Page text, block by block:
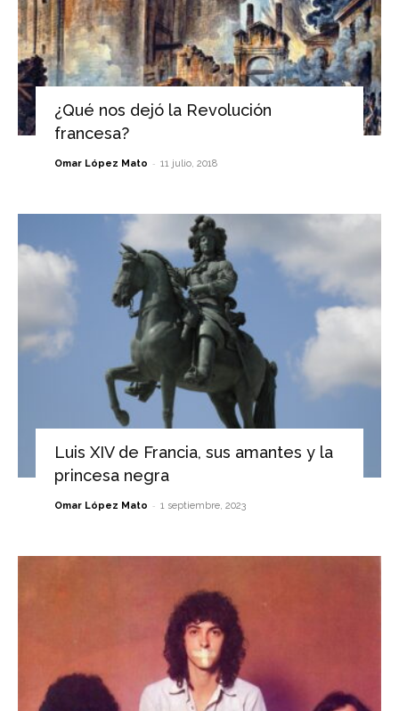
¿Qué nos dejó la Revolución
francesa?
Omar López Mato - 11 julio, 2018
Luis XIV de Francia, sus amantes y la
princesa negra
Omar López Mato - 1 septiembre, 2023